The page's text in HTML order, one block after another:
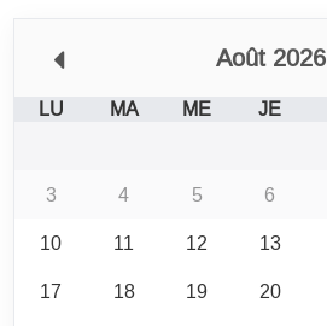
Août 2026
LU MA ME JE
3
4 5 6
10
11 12 13
17
18 19 20